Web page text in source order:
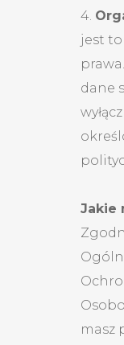
4.
jest
dane
Jakie
masz